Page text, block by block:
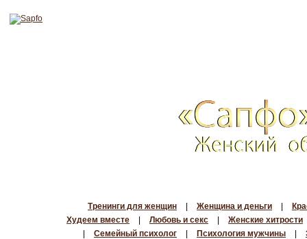
Тренинги для женщин Женщина и деньги
Худеем вместе
Любовь и секс
Женские хитрости
Семейный психолог Психология мужчины